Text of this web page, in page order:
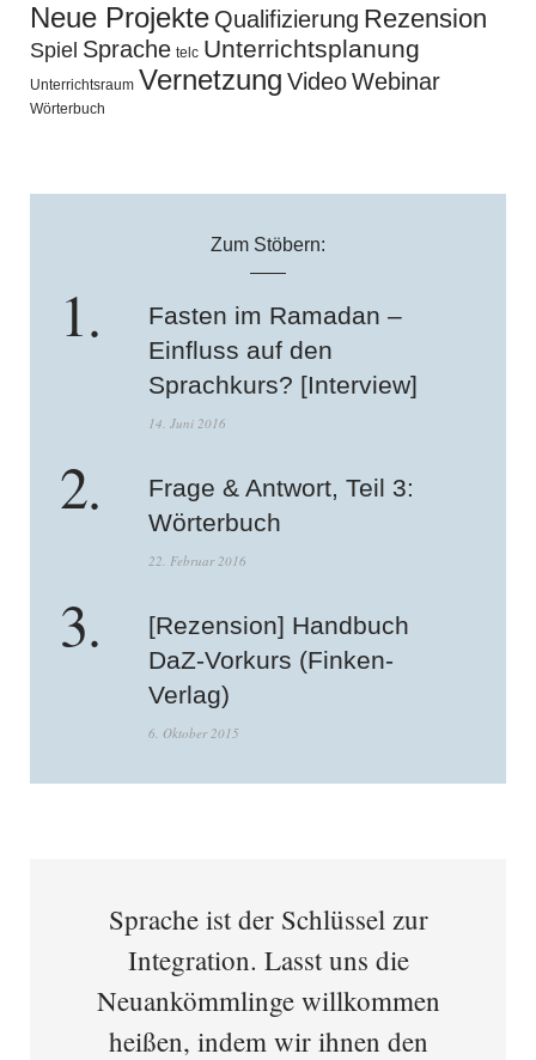
Neue Projekte Qualifizierung Rezension
Spiel Sprache telc Unterrichtsplanung
Unterrichtsraum Vernetzung VideoWebinar
Wörterbuch
Zum Stöbern:
Fasten im Ramadan –
Einfluss auf den
Sprachkurs? [Interview]
14. Juni 2016
Frage & Antwort, Teil 3:
Wörterbuch
22. Februar 2016
[Rezension] Handbuch
DaZ-Vorkurs (Finken-
Verlag)
6. Oktober 2015
Sprache ist der Schlüssel zur
Integration. Lasst uns die
Neuankömmlinge willkommen
heißen, indem wir ihnen den